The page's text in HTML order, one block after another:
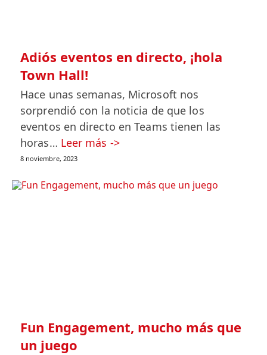
Adiós eventos en directo, ¡hola
Town Hall!
Hace unas semanas, Microsoft nos
sorprendió con la noticia de que los
eventos en directo en Teams tienen las
horas… Leer más ->
8 noviembre, 2023
Fun Engagement, mucho más que
un juego